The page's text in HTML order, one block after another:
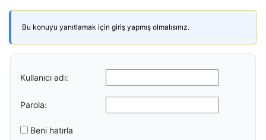
Bu konuyu yanıtlamak için giriş yapmış olmalısınız.
Kullanıcı adı:
Parola:
Beni hatırla